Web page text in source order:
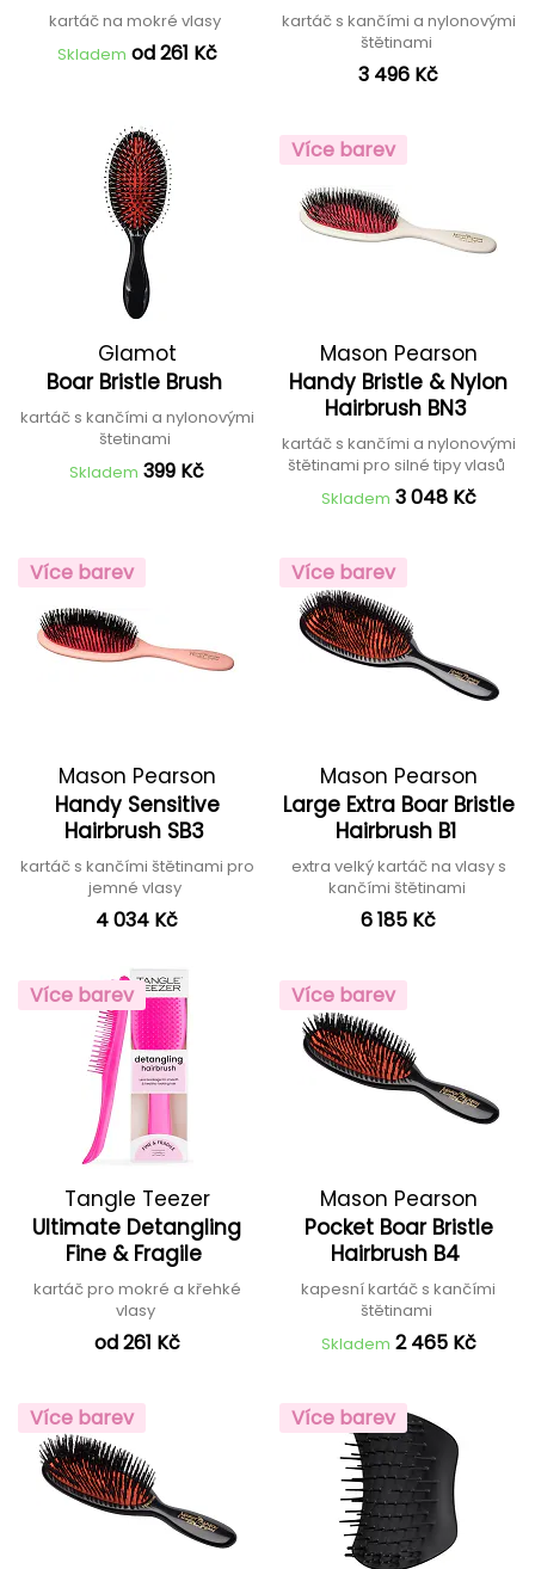
kartáč na mokré vlasy
Skladem od 261 Kč
kartáč s kančími a nylonovými
štětinami
3 496 Kč
Glamot
Boar Bristle Brush
kartáč s kančími a nylonovými
štetinami
Skladem 399 Kč
Více barev
Mason Pearson
Handy Bristle & Nylon
Hairbrush BN3
kartáč s kančími a nylonovými
štětinami pro silné tipy vlasů
Skladem 3 048 Kč
Více barev
Mason Pearson
Handy Sensitive
Hairbrush SB3
kartáč s kančími štětinami pro
jemné vlasy
4 034 Kč
Více barev
Mason Pearson
Large Extra Boar Bristle
Hairbrush B1
extra velký kartáč na vlasy s
kančími štětinami
6 185 Kč
Více barev
Tangle Teezer
Ultimate Detangling
Fine & Fragile
kartáč pro mokré a křehké
vlasy
od 261 Kč
Více barev
Mason Pearson
Pocket Boar Bristle
Hairbrush B4
kapesní kartáč s kančími
štětinami
Skladem 2 465 Kč
Více barev Více barev